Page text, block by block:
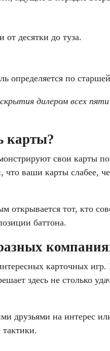
от десятки до туза.
определяется по
дилером всех
карты?
свои карты
ваши карты слабее,
открывается тот, кто
баттона.
карточных
здесь не столько
друзьями на интерес
тактики.